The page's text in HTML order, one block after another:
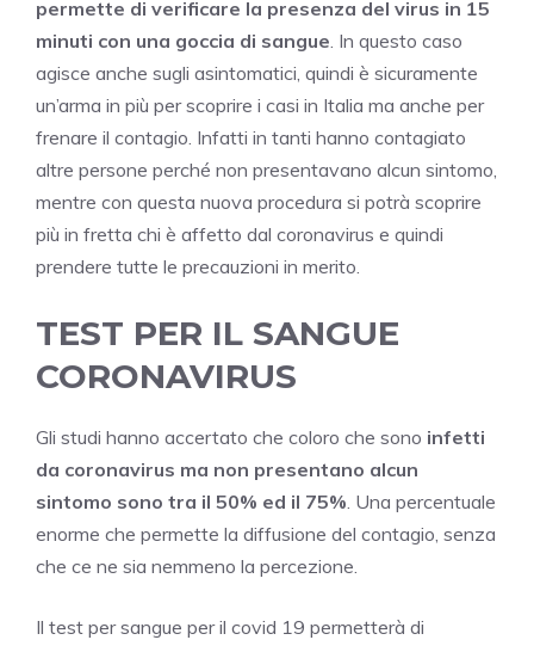
permette di verificare la presenza del virus in 15
minuti con una goccia di sangue. In questo caso
agisce anche sugli asintomatici, quindi è sicuramente
un’arma in più per scoprire i casi in Italia ma anche per
frenare il contagio. Infatti in tanti hanno contagiato
altre persone perché non presentavano alcun sintomo,
mentre con questa nuova procedura si potrà scoprire
più in fretta chi è affetto dal coronavirus e quindi
prendere tutte le precauzioni in merito.
TEST PER IL SANGUE
CORONAVIRUS
Gli studi hanno accertato che coloro che sono infetti
da coronavirus ma non presentano alcun
sintomo sono tra il 50% ed il 75%. Una percentuale
enorme che permette la diffusione del contagio, senza
che ce ne sia nemmeno la percezione.
Il test per sangue per il covid 19 permetterà di